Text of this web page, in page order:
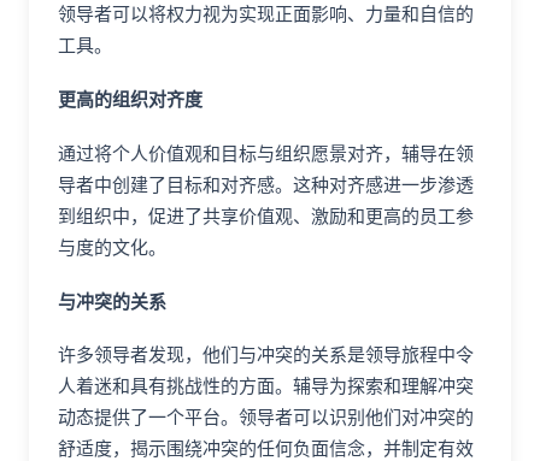
领导者可以将权力视为实现正面影响、力量和自信的
工具。
更高的组织对齐度
通过将个人价值观和目标与组织愿景对齐，辅导在领
导者中创建了目标和对齐感。这种对齐感进一步渗透
到组织中，促进了共享价值观、激励和更高的员工参
与度的文化。
与冲突的关系
许多领导者发现，他们与冲突的关系是领导旅程中令
人着迷和具有挑战性的方面。辅导为探索和理解冲突
动态提供了一个平台。领导者可以识别他们对冲突的
舒适度，揭示围绕冲突的任何负面信念，并制定有效